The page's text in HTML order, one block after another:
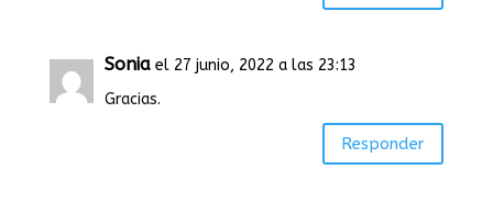
Sonia el 27 junio, 2022 a las 23:13
Gracias.
Responder